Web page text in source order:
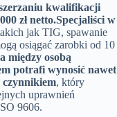
kwalifikacji
zł netto.Specjaliści w
jak TIG, spawanie
osiągać zarobki od 10
między osobą
potrafi wynosić nawet
, który
uprawnień
9606.